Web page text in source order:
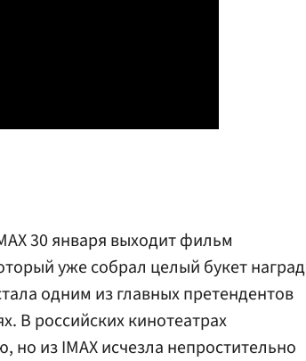
30 января выходит фильм
уже собрал целый букет наград
одним из главных претендентов
В российских кинотеатрах
из IMAX исчезла непростительно